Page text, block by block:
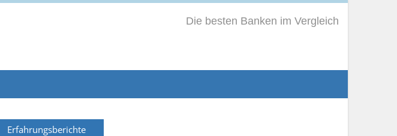
Die besten Banken im Vergleich
Erfahrungsberichte